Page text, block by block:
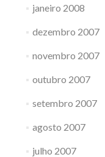
janeiro 2008
dezembro 2007
novembro 2007
outubro 2007
setembro 2007
agosto 2007
julho 2007